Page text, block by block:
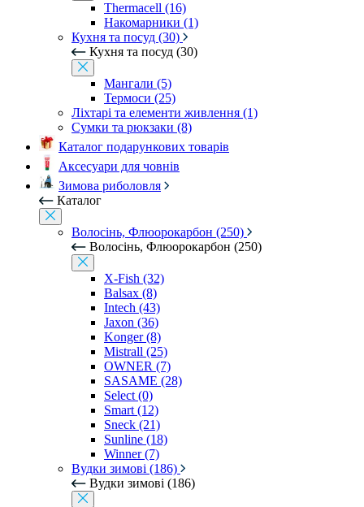
Thermacell (16)
Накомарники (1)
Кухня та посуд (30)
Кухня та посуд (30)
Мангали (5)
Термоси (25)
Ліхтарі та елементи живлення (1)
Сумки та рюкзаки (8)
Каталог подарункових товарів
Аксесуари для човнів
Зимова риболовля
Каталог
Волосінь, Флюорокарбон (250)
Волосінь, Флюорокарбон (250)
X-Fish (32)
Balsax (8)
Intech (43)
Jaxon (36)
Konger (8)
Mistrall (25)
OWNER (7)
SASAME (28)
Select (0)
Smart (12)
Sneck (21)
Sunline (18)
Winner (7)
Вудки зимові (186)
Вудки зимові (186)